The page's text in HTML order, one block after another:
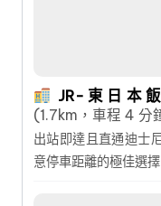
JR-東日本
(1.7km，車程 4 分
出站即達且直通迪士
意停車距離的極佳選擇